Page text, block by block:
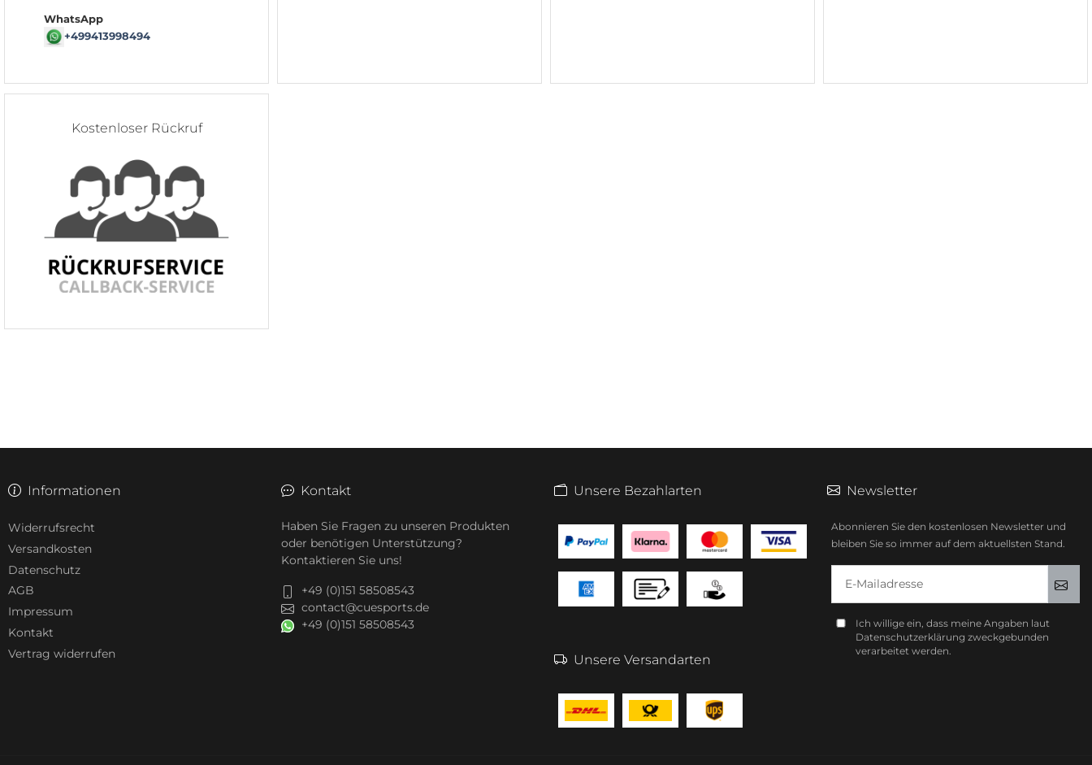
WhatsApp
+499413998494
Kostenloser Rückruf
Informationen
Widerrufsrecht
Versandkosten
Datenschutz
AGB
Impressum
Kontakt
Vertrag widerrufen
Kontakt
Haben Sie Fragen zu unseren Produkten
oder benötigen Unterstützung?
Kontaktieren Sie uns!
+49 (0)151 58508543
contact@cuesports.de
+49 (0)151 58508543
Unsere Bezahlarten
Unsere Versandarten
Newsletter
Abonnieren Sie den kostenlosen Newsletter und
bleiben Sie so immer auf dem aktuellsten Stand.
Ich willige ein, dass meine Angaben laut
Datenschutzerklärung zweckgebunden
verarbeitet werden.